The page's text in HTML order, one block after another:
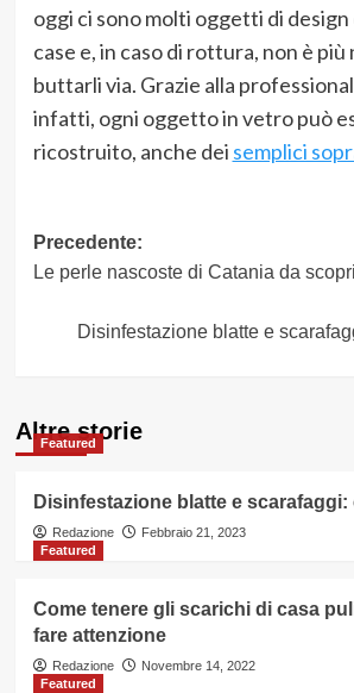
oggi ci sono molti oggetti di
case e, in caso di rottura, non è più
buttarli via. Grazie alla
infatti, ogni oggetto in vetro può
ricostruito, anche dei semplici
Navigazione
articolo
Precedente:
Le perle nascoste di Catania da
Disinfestazione blatte e
Altre storie
Featured
Disinfestazione blatte e
Redazione
Febbraio 21, 2023
Featured
Come tenere gli scarichi di casa
fare attenzione
Redazione
Novembre 14, 2022
Featured